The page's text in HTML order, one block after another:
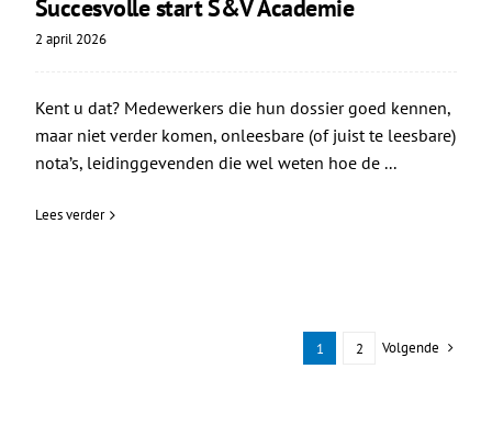
Succesvolle start S&V Academie
2 april 2026
Kent u dat? Medewerkers die hun dossier goed kennen,
maar niet verder komen, onleesbare (of juist te leesbare)
nota’s, leidinggevenden die wel weten hoe de ...
Lees verder
1 2 Volgende